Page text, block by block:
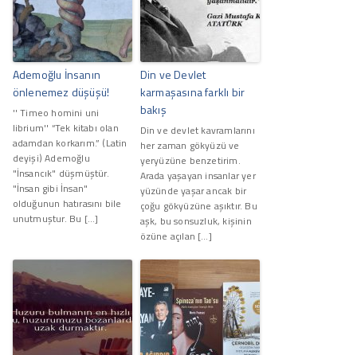
Ademoğlu İnsanın
önlenemez düşüşü!
'' Timeo homini uni
librium'' “Tek kitabı olan
adamdan korkarım.” (Latin
deyişi) Ademoğlu
"İnsancık" düşmüştür.
"İnsan gibi İnsan"
olduğunun hatırasını bile
unutmuştur. Bu […]
Din ve Devlet
karmaşasına farklı bir
bakış
Din ve devlet kavramlarını
her zaman gökyüzü ve
yeryüzüne benzetirim.
Arada yaşayan insanlar yer
yüzünde yaşar ancak bir
çoğu gökyüzüne aşıktır. Bu
aşk, bu sonsuzluk, kişinin
özüne açılan […]